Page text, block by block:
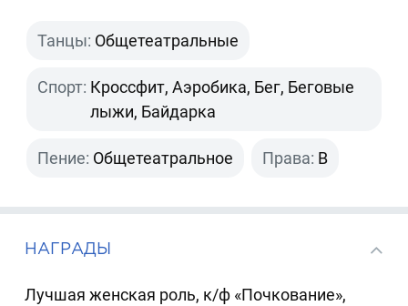
Танцы: Общетеатральные
Спорт: Кроссфит, Аэробика, Бег, Беговые
лыжи, Байдарка
Пение: Общетеатральное Права: B
НАГРАДЫ
Лучшая женская роль, к/ф «Почкование»,